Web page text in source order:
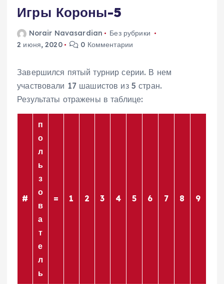
Игры Короны-5
Norair Navasardian
Без рубрики
2 июня, 2020
0 Комментарии
Завершился пятый турнир серии. В нем
участвовали 17 шашистов из 5 стран.
Результаты отражены в таблице:
#
п
о
л
ь
з
о
в
а
т
е
л
ь
= 1 2 3 4 5 6 7 8 9